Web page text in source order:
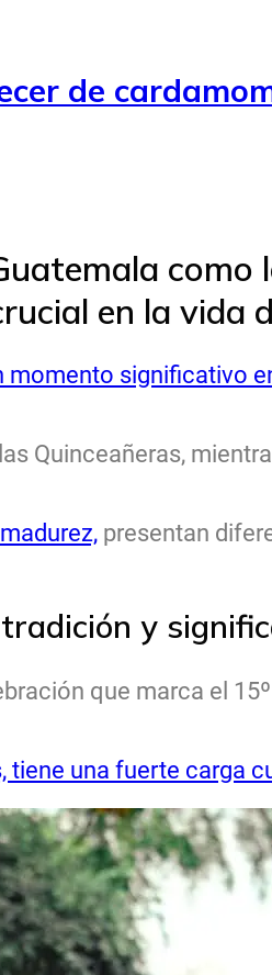
de
en la vida
momento significativo
Quinceañeras,
presentan
y
que marca el
una fuerte carga